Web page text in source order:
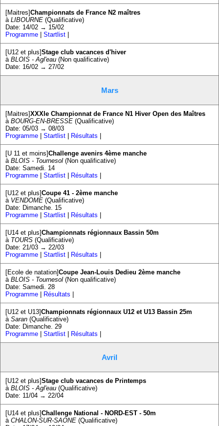
[Maitres]Championnats de France N2 maîtres
à LIBOURNE (Qualificative)
Date: 14/02 → 15/02
Programme
Startlist
[U12 et plus]Stage club vacances d'hiver
à BLOIS - Agl'eau (Non qualificative)
Date: 16/02 → 27/02
Mars
[Maitres]XXXIe Championnat de France N1 Hiver Open des Maîtres
à BOURG-EN-BRESSE (Qualificative)
Date: 05/03 → 08/03
Programme
Startlist Résultats
[U 11 et moins]Challenge avenirs 4ème manche
à BLOIS - Tournesol (Non qualificative)
Date: Samedi. 14
Programme
Startlist Résultats
[U12 et plus]Coupe 41 - 2ème manche
à VENDOME (Qualificative)
Date: Dimanche. 15
Programme
Startlist Résultats
[U14 et plus]Championnats régionnaux Bassin 50m
à TOURS (Qualificative)
Date: 21/03 → 22/03
Programme
Startlist Résultats
[Ecole de natation]Coupe Jean-Louis Dedieu 2ème manche
à BLOIS - Tournesol (Non qualificative)
Date: Samedi. 28
Programme
Résultats
[U12 et U13]Championnats régionnaux U12 et U13 Bassin 25m
à Saran (Qualificative)
Date: Dimanche. 29
Programme
Startlist Résultats
Avril
[U12 et plus]Stage club vacances de Printemps
à BLOIS - Agl'eau (Qualificative)
Date: 11/04 → 22/04
[U14 et plus]Challenge National - NORD-EST - 50m
à CHALON-SUR-SAONE (Qualificative)